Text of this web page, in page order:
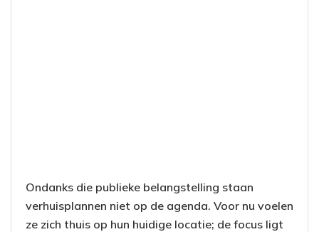
Ondanks die publieke belangstelling staan
verhuisplannen niet op de agenda. Voor nu voelen
ze zich thuis op hun huidige locatie; de focus ligt